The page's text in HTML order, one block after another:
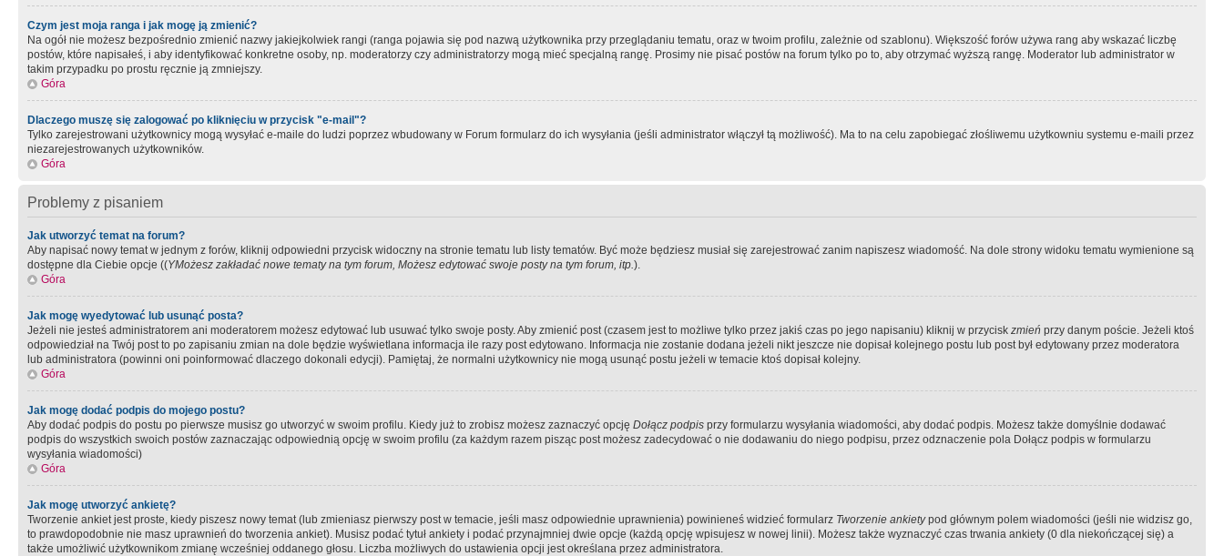
Czym jest moja ranga i jak mogę ją zmienić?
Na ogół nie możesz bezpośrednio zmienić nazwy jakiejkolwiek rangi (ranga pojawia się pod nazwą użytkownika przy przeglądaniu tematu, oraz w twoim profilu, zależnie od szablonu). Większość forów używa rang aby wskazać liczbę
postów, które napisałeś, i aby identyfikować konkretne osoby, np. moderatorzy czy administratorzy mogą mieć specjalną rangę. Prosimy nie pisać postów na forum tylko po to, aby otrzymać wyższą rangę. Moderator lub administrator w
takim przypadku po prostu ręcznie ją zmniejszy.
Góra
Dlaczego muszę się zalogować po kliknięciu w przycisk "e-mail"?
Tylko zarejestrowani użytkownicy mogą wysyłać e-maile do ludzi poprzez wbudowany w Forum formularz do ich wysyłania (jeśli administrator włączył tą możliwość). Ma to na celu zapobiegać złośliwemu użytkowniu systemu e-maili przez
niezarejestrowanych użytkowników.
Góra
Problemy z pisaniem
Jak utworzyć temat na forum?
Aby napisać nowy temat w jednym z forów, kliknij odpowiedni przycisk widoczny na stronie tematu lub listy tematów. Być może będziesz musiał się zarejestrować zanim napiszesz wiadomość. Na dole strony widoku tematu wymienione są
dostępne dla Ciebie opcje ((YMożesz zakładać nowe tematy na tym forum, Możesz edytować swoje posty na tym forum, itp.).
Góra
Jak mogę wyedytować lub usunąć posta?
Jeżeli nie jesteś administratorem ani moderatorem możesz edytować lub usuwać tylko swoje posty. Aby zmienić post (czasem jest to możliwe tylko przez jakiś czas po jego napisaniu) kliknij w przycisk zmień przy danym poście. Jeżeli ktoś
odpowiedział na Twój post to po zapisaniu zmian na dole będzie wyświetlana informacja ile razy post edytowano. Informacja nie zostanie dodana jeżeli nikt jeszcze nie dopisał kolejnego postu lub post był edytowany przez moderatora
lub administratora (powinni oni poinformować dlaczego dokonali edycji). Pamiętaj, że normalni użytkownicy nie mogą usunąć postu jeżeli w temacie ktoś dopisał kolejny.
Góra
Jak mogę dodać podpis do mojego postu?
Aby dodać podpis do postu po pierwsze musisz go utworzyć w swoim profilu. Kiedy już to zrobisz możesz zaznaczyć opcję Dołącz podpis przy formularzu wysyłania wiadomości, aby dodać podpis. Możesz także domyślnie dodawać
podpis do wszystkich swoich postów zaznaczając odpowiednią opcję w swoim profilu (za każdym razem pisząc post możesz zadecydować o nie dodawaniu do niego podpisu, przez odznaczenie pola Dołącz podpis w formularzu
wysyłania wiadomości)
Góra
Jak mogę utworzyć ankietę?
Tworzenie ankiet jest proste, kiedy piszesz nowy temat (lub zmieniasz pierwszy post w temacie, jeśli masz odpowiednie uprawnienia) powinieneś widzieć formularz Tworzenie ankietypod głównym polem wiadomości (jeśli nie widzisz go,
to prawdopodobnie nie masz uprawnień do tworzenia ankiet). Musisz podać tytuł ankiety i podać przynajmniej dwie opcje (każdą opcję wpisujesz w nowej linii). Możesz także wyznaczyć czas trwania ankiety (0 dla niekończącej się) a
także umożliwić użytkownikom zmianę wcześniej oddanego głosu. Liczba możliwych do ustawienia opcji jest określana przez administratora.